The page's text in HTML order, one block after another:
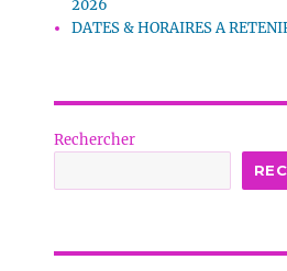
2026
DATES & HORAIRES A
Rechercher